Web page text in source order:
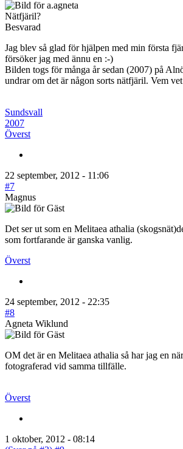
Nätfjäril?
Besvarad
Jag blev så glad för hjälpen med min första
försöker jag med ännu en :-)
Bilden togs för många år sedan (2007) på
undrar om det är någon sorts nätfjäril. Vem
Sundsvall
2007
Överst
22 september, 2012 - 11:06
#7
Magnus
Det ser ut som en Melitaea athalia
som fortfarande är ganska vanlig.
Överst
24 september, 2012 - 22:35
#8
Agneta Wiklund
OM det är en Melitaea athalia så har jag en
fotograferad vid samma tillfälle.
Överst
1 oktober, 2012 - 08:14